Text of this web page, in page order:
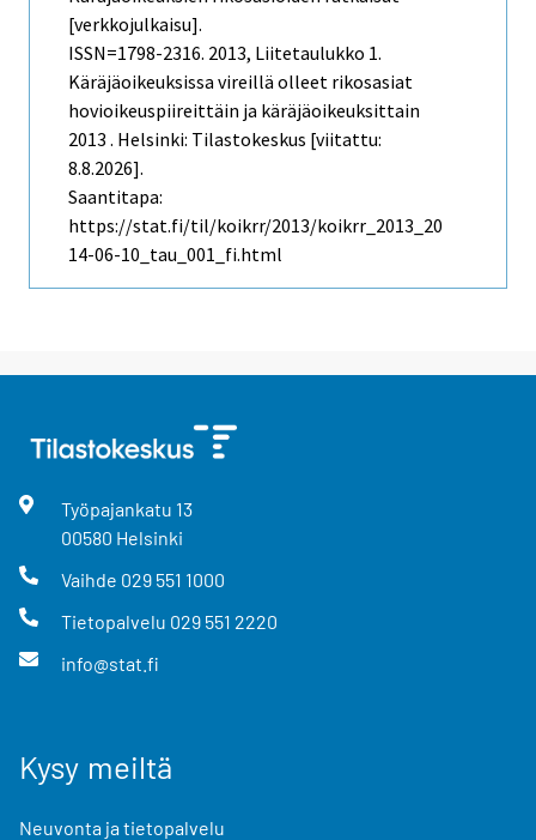
[verkkojulkaisu].
ISSN=1798-2316. 2013, Liitetaulukko 1.
Käräjäoikeuksissa vireillä olleet rikosasiat
hovioikeuspiireittäin ja käräjäoikeuksittain
2013 . Helsinki: Tilastokeskus [viitattu:
8.8.2026].
Saantitapa:
https://stat.fi/til/koikrr/2013/koikrr_2013_20
14-06-10_tau_001_fi.html
Työpajankatu 13
00580 Helsinki
Vaihde 029 551 1000
Tietopalvelu 029 551 2220
info@stat.fi
Kysy meiltä
Neuvonta ja tietopalvelu